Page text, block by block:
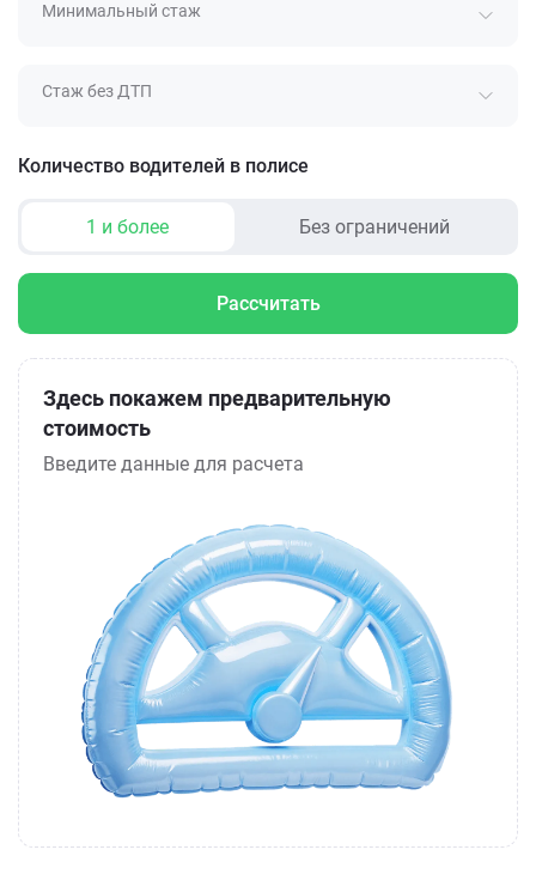
Минимальный стаж
Стаж без ДТП
Количество водителей в полисе
1 и более Без ограничений
Рассчитать
Здесь покажем предварительную
стоимость
Введите данные для расчета